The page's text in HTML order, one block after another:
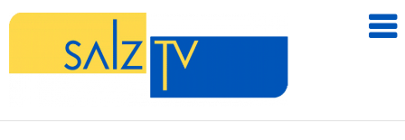
salzTV –